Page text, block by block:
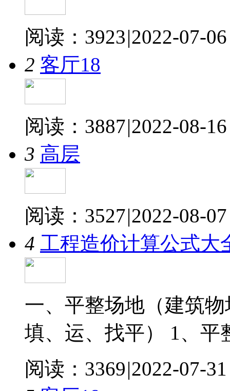
阅读：3923|2022-07-06
2 客厅18
阅读：3887|2022-08-16
3 高层
阅读：3527|2022-08-07
4 工程造价计算公式大
一、平整场地（建筑
填、运、找平） 1、平
阅读：3369|2022-07-31